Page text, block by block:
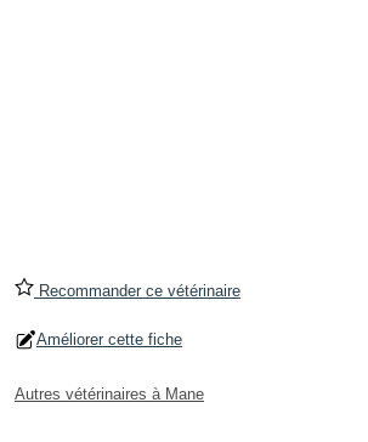
Recommander ce vétérinaire
Améliorer cette fiche
Autres vétérinaires à Mane